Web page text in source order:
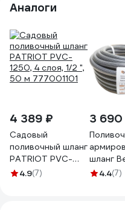
Аналоги
4 389 ₽
Садовый
поливочный шланг
PATRIOT PVC-
1250, 4 слоя, 1/2 ",
4.9(7)
3 690
шланг
ПВХ, 4-
4.4(7)